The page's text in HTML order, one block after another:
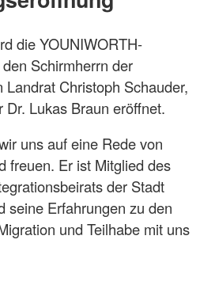
die YOUNIWORTH-
Schirmherrn der
Landrat Christoph Schauder,
Dr. Lukas Braun eröffnet.
uns auf eine Rede von
freuen. Er ist Mitglied des
der Stadt
seine Erfahrungen zu den
und Teilhabe mit uns